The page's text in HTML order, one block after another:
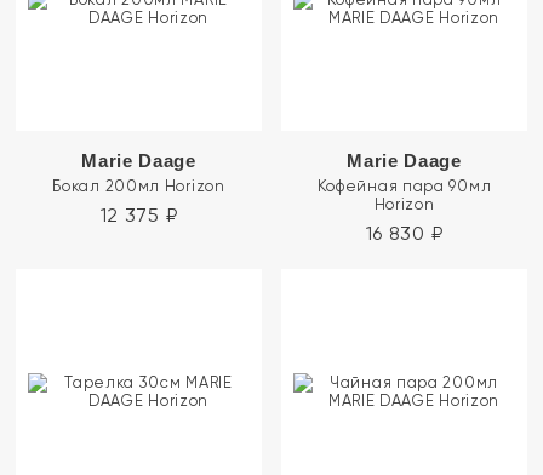
Marie Daage
Бокал 200мл Horizon
12 375 ₽
Marie Daage
Кофейная пара 90мл
Horizon
16 830 ₽